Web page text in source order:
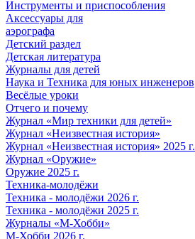
Инструменты и приспособления
Аксессуары для
аэрографа
Детский раздел
Детская литература
Журналы для детей
Наука и Техника для юных инженеров
Весёлые уроки
Отчего и почему
Журнал «Мир техники для детей»
Журнал «Неизвестная история»
Журнал «Неизвестная история» 2025 г.
Журнал «Оружие»
Оружие 2025 г.
Техника-молодёжи
Техника - молодёжи 2026 г.
Техника - молодёжи 2025 г.
Журналы «М-Хобби»
М-Хобби 2026 г.